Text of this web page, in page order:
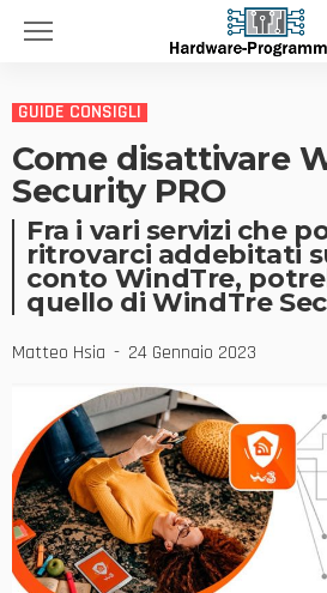
GUIDE CONSIGLI
Come disattivare
Security PRO
Fra i vari servizi che
ritrovarci addebitati
conto WindTre,
quello di WindTre
Matteo Hsia 24 Gennaio 2023